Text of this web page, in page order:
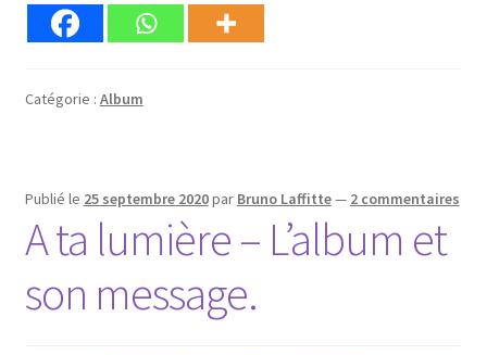
Catégorie : Album
Publié le 25 septembre 2020par Bruno Laffitte— 2 commentaires
A ta lumière – L’album et
son message.